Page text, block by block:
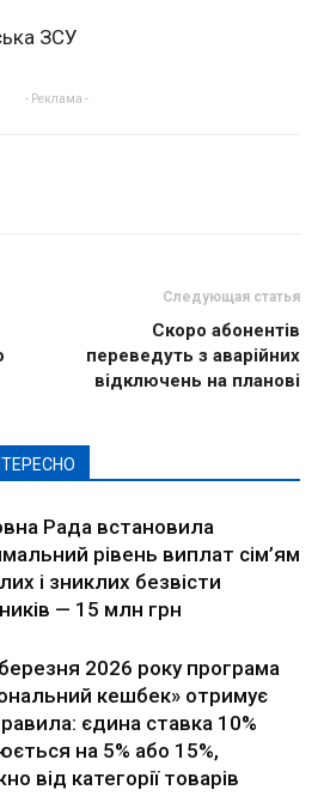
ЗСУ
- Реклама -
Следующая статья
Скоро абонентів
переведуть з аварійних
відключень на планові
Рада встановила
рівень виплат сім’ям
і зниклих безвісти
— 15 млн грн
2026 року програма
кешбек» отримує
єдина ставка 10%
на 5% або 15%,
від категорії товарів